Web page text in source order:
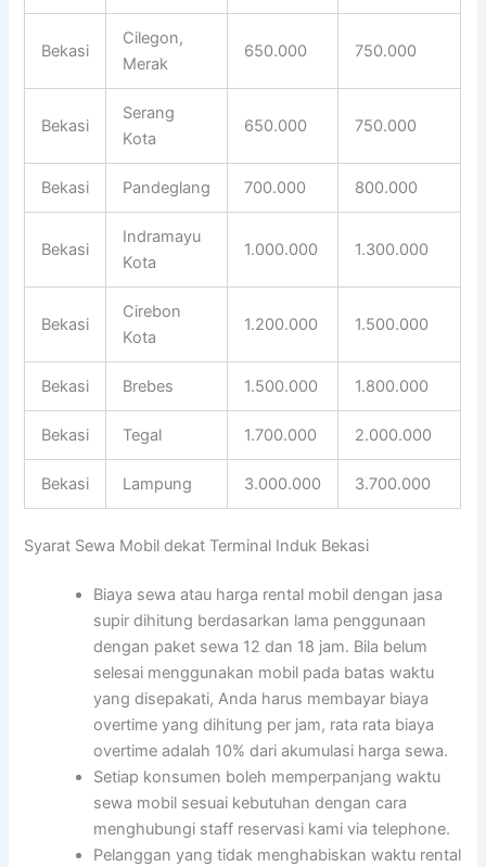
Bekasi
Cilegon,
Merak
650.000 750.000
Bekasi
Serang
Kota
650.000 750.000
Bekasi Pandeglang 700.000 800.000
Bekasi
Indramayu
Kota
1.000.000 1.300.000
Bekasi
Cirebon
Kota
1.200.000 1.500.000
Bekasi Brebes 1.500.000 1.800.000
Bekasi Tegal 1.700.000 2.000.000
Bekasi Lampung 3.000.000 3.700.000
Syarat Sewa Mobil dekat Terminal Induk Bekasi
Biaya sewa atau harga rental mobil dengan jasa
supir dihitung berdasarkan lama penggunaan
dengan paket sewa 12 dan 18 jam. Bila belum
selesai menggunakan mobil pada batas waktu
yang disepakati, Anda harus membayar biaya
overtime yang dihitung per jam, rata rata biaya
overtime adalah 10% dari akumulasi harga sewa.
Setiap konsumen boleh memperpanjang waktu
sewa mobil sesuai kebutuhan dengan cara
menghubungi staff reservasi kami via telephone.
Pelanggan yang tidak menghabiskan waktu rental